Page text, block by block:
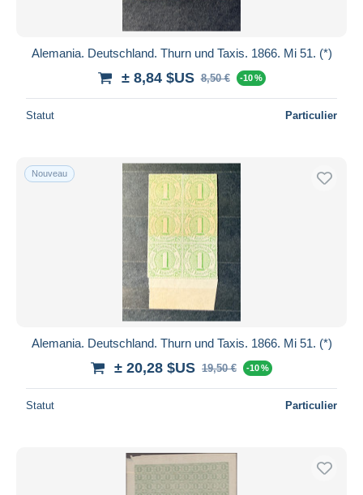
Alemania. Deutschland. Thurn und Taxis. 1866. Mi 51. (*)
± 8,84 $US 8,50 € -10 %
Statut Particulier
Nouveau
Alemania. Deutschland. Thurn und Taxis. 1866. Mi 51. (*)
± 20,28 $US 19,50 € -10 %
Statut Particulier